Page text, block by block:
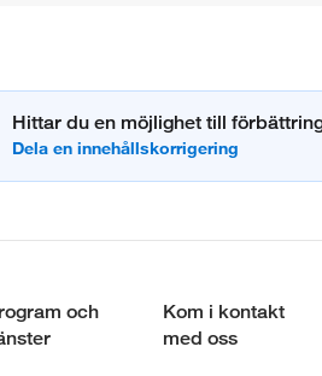
Hittar du en möjlighet till
och
Kom i kontakt
med oss